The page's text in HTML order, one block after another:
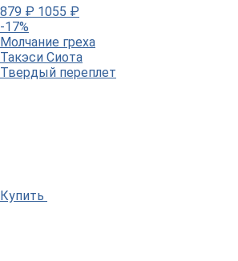
879 ₽ 1055 ₽
-17%
Молчание греха
Такэси Сиота
Твердый переплет
Купить